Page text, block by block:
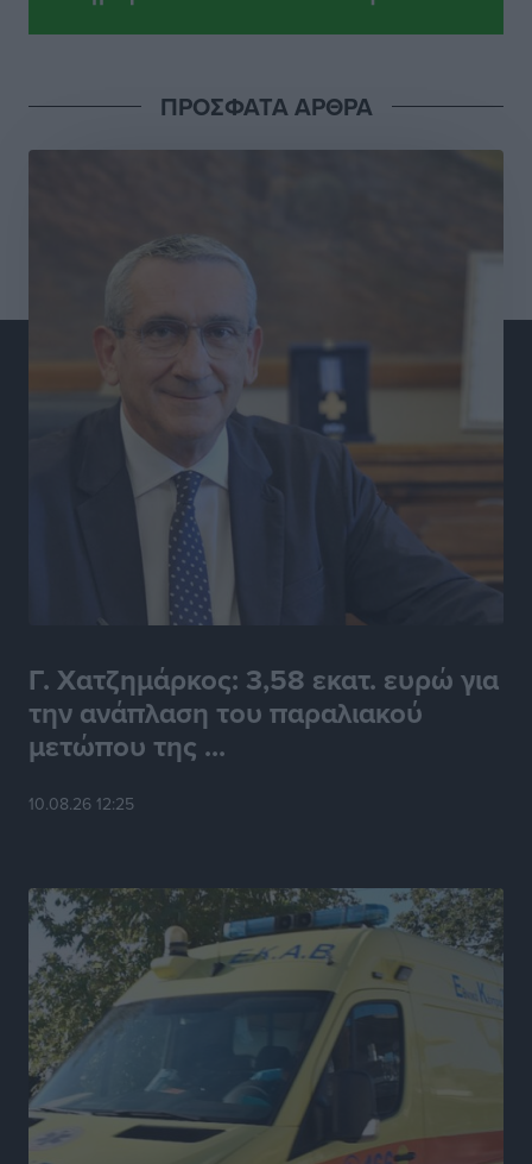
ΠΡΟΣΦΑΤΑ ΑΡΘΡΑ
Γ. Χατζημάρκος: 3,58 εκατ. ευρώ για
την ανάπλαση του παραλιακού
μετώπου της ...
10.08.26 12:25